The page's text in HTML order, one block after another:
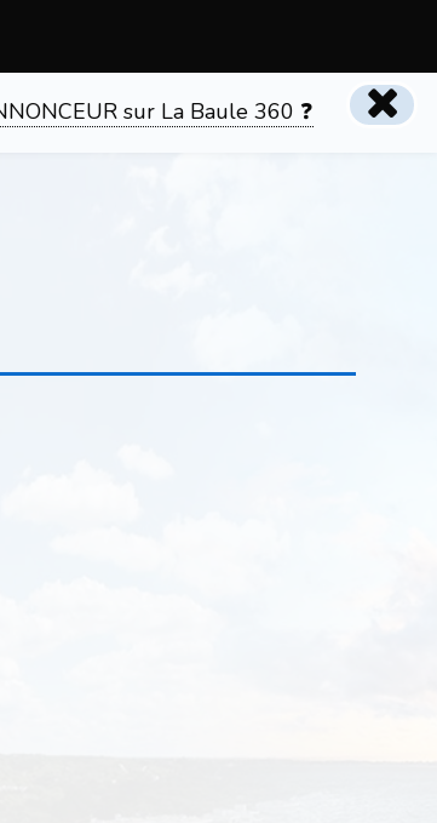
sur La Baule 360 ❓